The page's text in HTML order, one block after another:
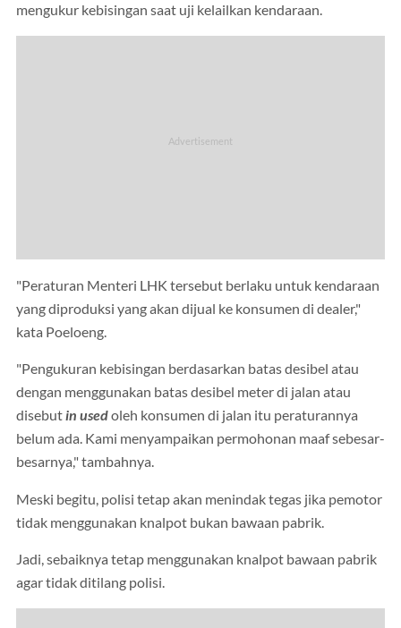
mengukur kebisingan saat uji kelailkan kendaraan.
"Peraturan Menteri LHK tersebut berlaku untuk kendaraan
yang diproduksi yang akan dijual ke konsumen di dealer,"
kata Poeloeng.
"Pengukuran kebisingan berdasarkan batas desibel atau
dengan menggunakan batas desibel meter di jalan atau
disebutin usedoleh konsumen di jalan itu peraturannya
belum ada. Kami menyampaikan permohonan maaf sebesar-
besarnya," tambahnya.
Meski begitu, polisi tetap akan menindak tegas jika pemotor
tidak menggunakan knalpot bukan bawaan pabrik.
Jadi, sebaiknya tetap menggunakan knalpot bawaan pabrik
agar tidak ditilang polisi.